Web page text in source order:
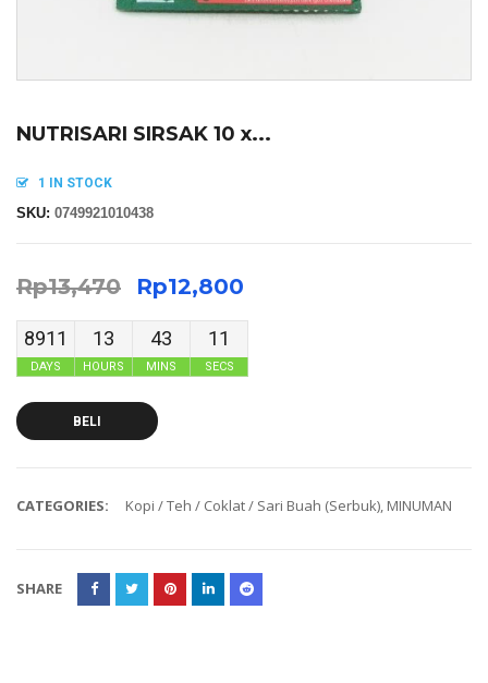
NUTRISARI SIRSAK 10 x...
1 IN STOCK
SKU: 0749921010438
Rp13,470 Rp12,800
8911
DAYS
13
HOURS
43
MINS
11
SECS
BELI
CATEGORIES: Kopi / Teh / Coklat / Sari Buah (Serbuk), MINUMAN
SHARE